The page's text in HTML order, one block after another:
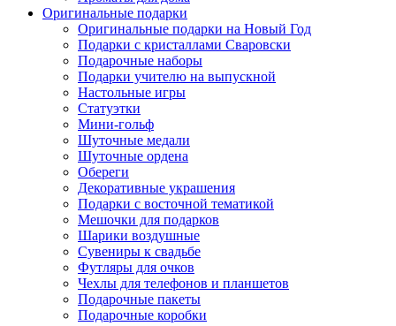
Оригинальные подарки
Оригинальные подарки на Новый Год
Подарки с кристаллами Сваровски
Подарочные наборы
Подарки учителю на выпускной
Настольные игры
Статуэтки
Мини-гольф
Шуточные медали
Шуточные ордена
Обереги
Декоративные украшения
Подарки с восточной тематикой
Мешочки для подарков
Шарики воздушные
Сувениры к свадьбе
Футляры для очков
Чехлы для телефонов и планшетов
Подарочные пакеты
Подарочные коробки